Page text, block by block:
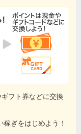
フト券などに交換
ぎをはじめよう！